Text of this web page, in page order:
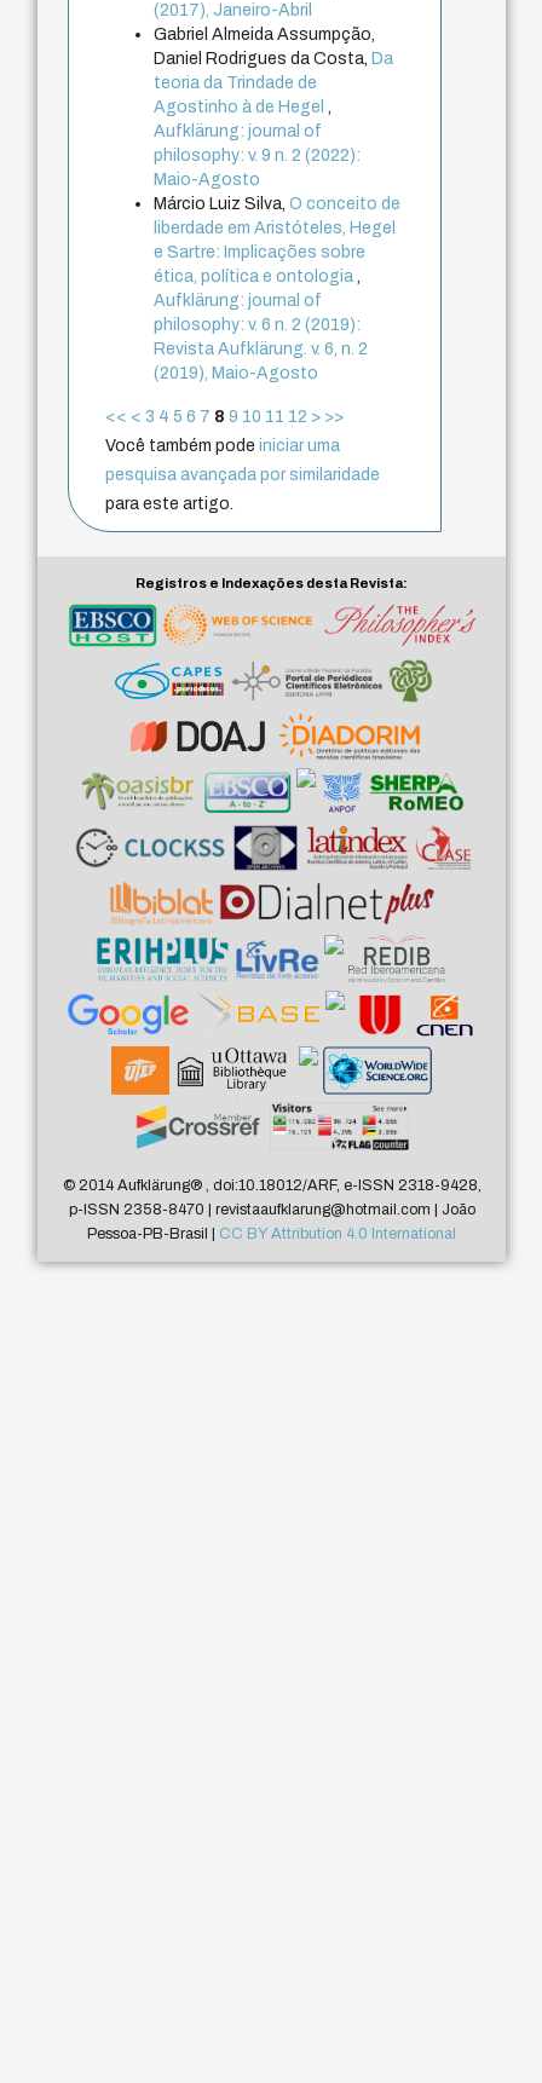
(2017), Janeiro-Abril
Gabriel Almeida Assumpção,
Daniel Rodrigues da Costa, Da
teoria da Trindade de
Agostinho à de Hegel,
Aufklärung: journal of
philosophy: v. 9 n. 2 (2022):
Maio-Agosto
Márcio Luiz Silva,O conceito de
liberdade em Aristóteles, Hegel
e Sartre: Implicações sobre
ética, política e ontologia,
Aufklärung: journal of
philosophy: v. 6 n. 2 (2019):
Revista Aufklärung. v. 6, n. 2
(2019), Maio-Agosto
<< < 3 4 5 6 7 8 9 10 11 12 > >>
Você também podeiniciar uma
pesquisa avançada por similaridade
para este artigo.
Registros e Indexações desta Revista:
© 2014 Aufklärung®, doi:10.18012/ARF, e-ISSN 2318-9428,
p-ISSN 2358-8470 | revistaaufklarung@hotmail.com | João
Pessoa-PB-Brasil | CC BY Attribution 4.0 International